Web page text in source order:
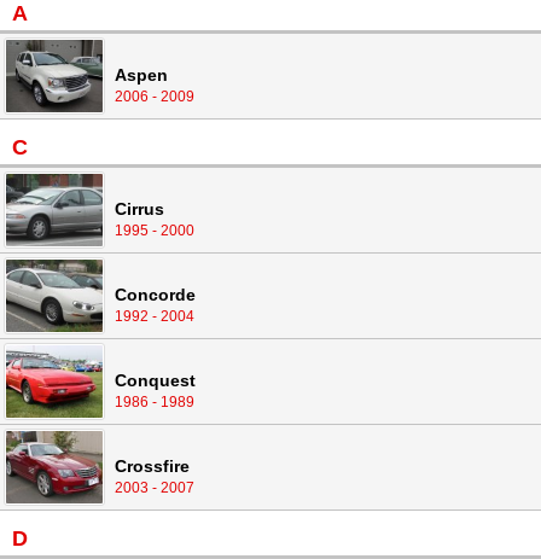
A
Aspen
2006 - 2009
C
Cirrus
1995 - 2000
Concorde
1992 - 2004
Conquest
1986 - 1989
Crossfire
2003 - 2007
D